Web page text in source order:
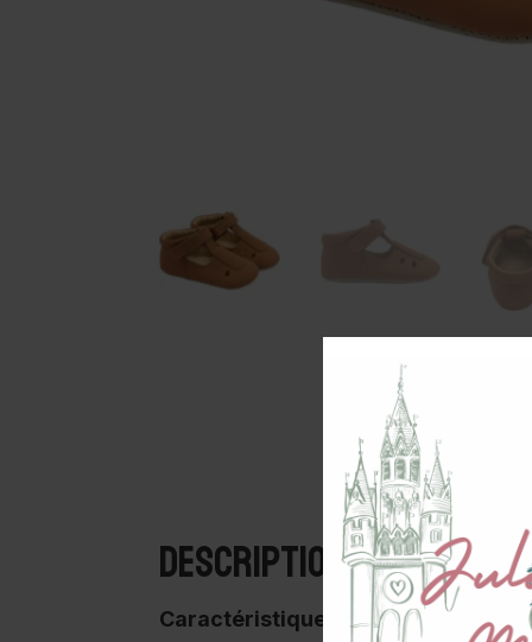
Description
Caractéristiques :